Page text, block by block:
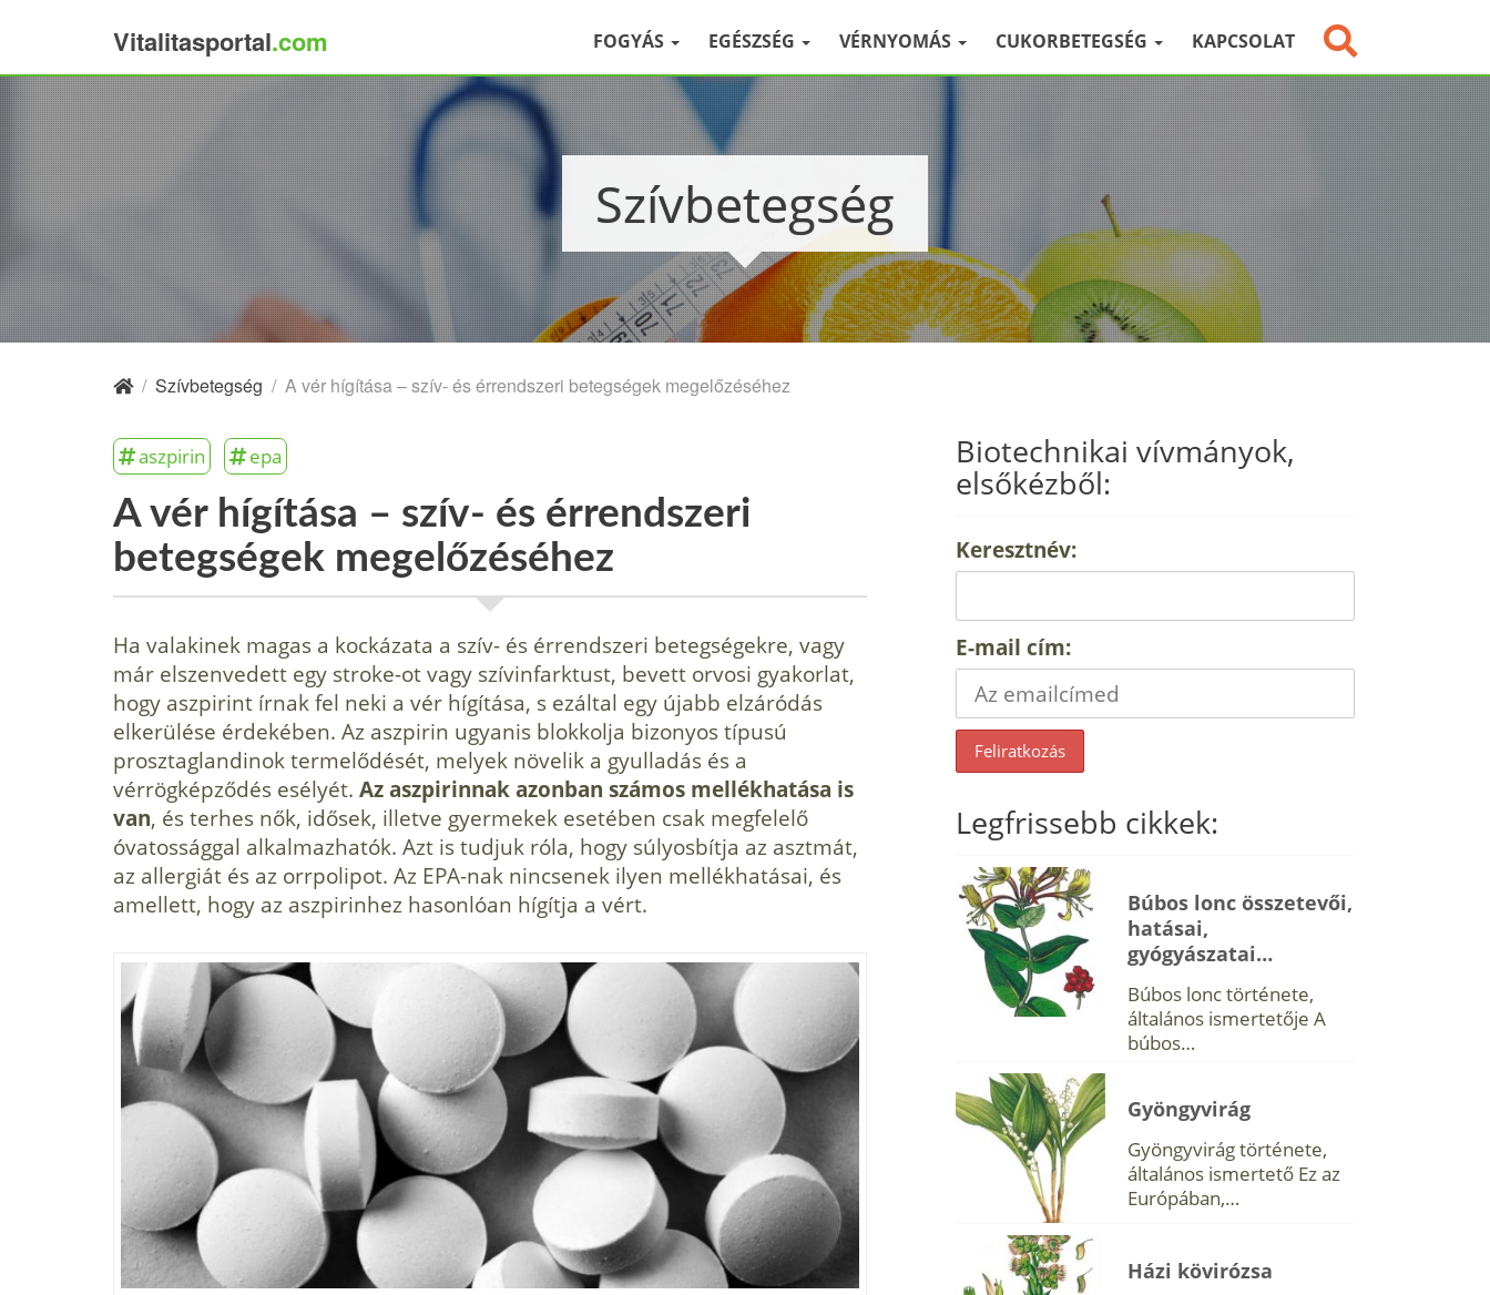
Vitalitasportal.com FOGYÁS EGÉSZSÉG VÉRNYOMÁS CUKORBETEGSÉG KAPCSOLAT
Szívbetegség
/ Szívbetegség / A vér hígítása – szív- és érrendszeri betegségek megelőzéséhez
aszpirin epa
A vér hígítása – szív- és érrendszeri
betegségek megelőzéséhez
Ha valakinek magas a kockázata a szív- és érrendszeri betegségekre, vagy
már elszenvedett egy stroke-ot vagy szívinfarktust, bevett orvosi gyakorlat,
hogy aszpirint írnak fel neki a vér hígítása, s ezáltal egy újabb elzáródás
elkerülése érdekében. Az aszpirin ugyanis blokkolja bizonyos típusú
prosztaglandinok termelődését, melyek növelik a gyulladás és a
vérrögképződés esélyét. Az aszpirinnak azonban számos mellékhatása is
van, és terhes nők, idősek, illetve gyermekek esetében csak megfelelő
óvatossággal alkalmazhatók. Azt is tudjuk róla, hogy súlyosbítja az asztmát,
az allergiát és az orrpolipot. Az EPA-nak nincsenek ilyen mellékhatásai, és
amellett, hogy az aszpirinhez hasonlóan hígítja a vért.
Biotechnikai vívmányok,
elsőkézből:
Keresztnév:
E-mail cím:
Legfrissebb cikkek:
Búbos lonc összetevői,
hatásai,
gyógyászatai…
Búbos lonc története,
általános ismertetője A
búbos…
Gyöngyvirág
Gyöngyvirág története,
általános ismertető Ez az
Európában,…
Házi kövirózsa
×